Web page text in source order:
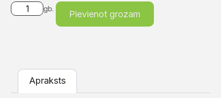
gb.
Pievienot grozam
Apraksts